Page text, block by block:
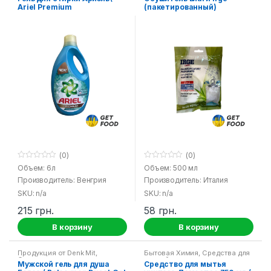
Ariel Premium
0
o
u
o
5
(0)
Объем: 6л
Производитель: Венгрия
SKU: n/a
215 грн.
В корзину
(пакетированный)
0
o
u
o
5
(0)
Объем: 500 мл
Производитель: Италия
SKU: n/a
58 грн.
В корзину
Продукция от Denk Mit,
Средства гигиены
Мужской гель для душа
Бытовая Химия, Средства для
ванной и туалета
Средство для мытья